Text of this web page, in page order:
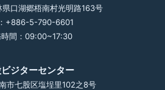
口湖郷梧南村光明路163号
+886-5-790-6601
時間：09:00~17:30
ジターセンター
市七股区塩埕里102之8号